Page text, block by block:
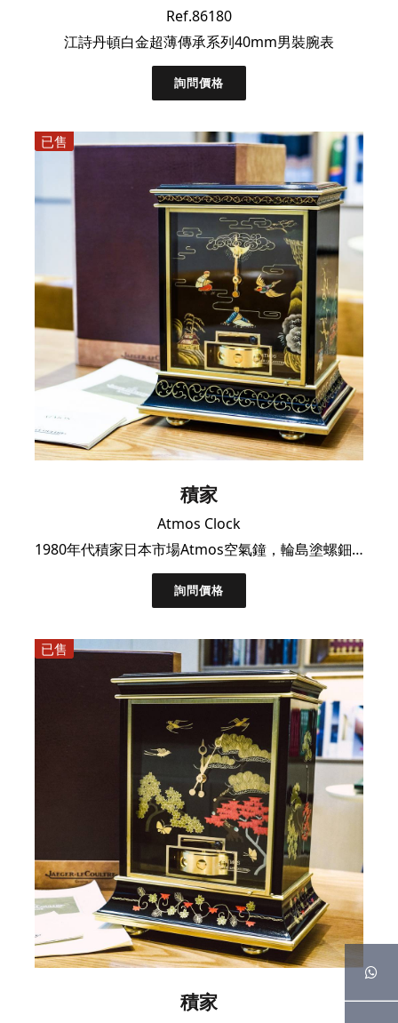
Ref.86180
江詩丹頓白金超薄傳承系列40mm男裝腕表
詢問價格
已售
積家
Atmos Clock
1980年代積家日本市場Atmos空氣鐘，輪島塗螺鈿琺瑯工藝全套連盒證
詢問價格
已售
積家